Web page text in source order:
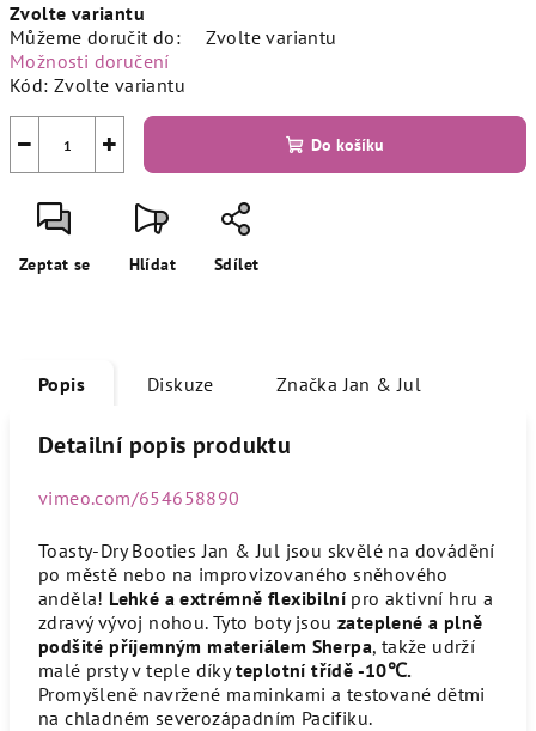
cena:
Zvolte variantu
Můžeme doručit do:
Zvolte variantu
Možnosti doručení
Kód: Zvolte variantu
+
− Do košíku
Zeptat se Hlídat Sdílet
Popis Diskuze Značka Jan & Jul
Detailní popis produktu
vimeo.com/654658890
Toasty-Dry Booties Jan & Jul jsou skvělé na dovádění
po městě nebo na improvizovaného sněhového
anděla! Lehké a extrémně flexibilní pro aktivní hru a
zdravý vývoj nohou. Tyto boty jsou zateplené a plně
podšité příjemným materiálem Sherpa, takže udrží
malé prsty v teple díkyteplotní třídě -10℃.
Promyšleně navržené maminkami a testované dětmi
na chladném severozápadním Pacifiku.